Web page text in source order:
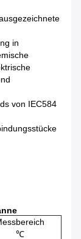
in
von IEC584
℃